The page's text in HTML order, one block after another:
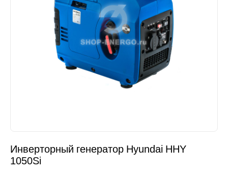
Инверторный генератор Hyundai HHY
1050Si